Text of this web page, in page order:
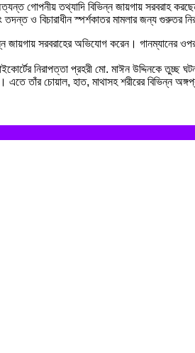
গোপনীয় তথ্যাদি বিভিন্ন জায়গায় সরবরাহ
ও বিচারাধীন স্পর্শকাতর মামলার জন্য গুরুতর
সরবরাহের অভিযোগ করেন। গানম্যানের
নিরাপত্তা প্রহরী মো. মাঈন উদ্দিনকে তুচ্ছ
এতে তাঁর চোয়াল, হাত, মাথাসহ শরীরের বিভিন্ন